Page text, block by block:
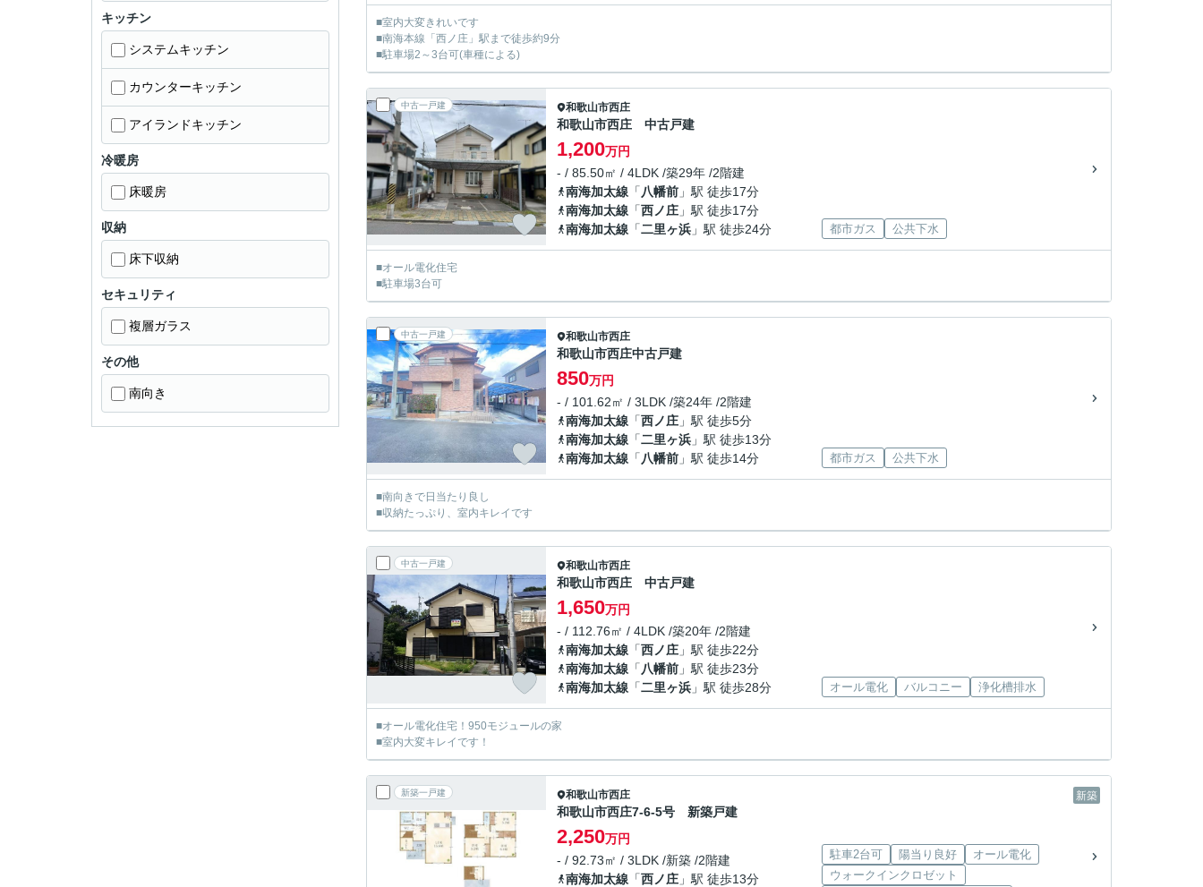
■室内大変きれいです
■南海本線「西ノ庄」駅まで徒歩約9分
■駐車場2～3台可(車種による)
中古一戸建 和歌山市西庄
和歌山市西庄 中古戸建
1,200万円
- / 85.50㎡ / 4LDK /築29年 /2階建
南海加太線 「 八幡前 」駅 徒歩17分
南海加太線 「西ノ庄 」駅 徒歩17分
南海加太線 「二里ヶ浜 」駅 徒歩24分 都市ガス 公共下水
■オール電化住宅
■駐車場3台可
中古一戸建 和歌山市西庄
和歌山市西庄中古戸建
850万円
- / 101.62㎡ / 3LDK /築24年 /2階建
南海加太線 「西ノ庄 」駅 徒歩5分
南海加太線 「二里ヶ浜 」駅 徒歩13分
南海加太線 「 八幡前 」駅 徒歩14分 都市ガス 公共下水
■南向きで日当たり良し
■収納たっぷり、室内キレイです
中古一戸建 和歌山市西庄
和歌山市西庄 中古戸建
1,650万円
- / 112.76㎡ / 4LDK /築20年 /2階建
南海加太線 「西ノ庄 」駅 徒歩22分
南海加太線 「 八幡前 」駅 徒歩23分
南海加太線 「二里ヶ浜 」駅 徒歩28分 オール電化 バルコニー 浄化槽排水
■オール電化住宅！950モジュールの家
■室内大変キレイです！
新築一戸建 新築
和歌山市西庄
和歌山市西庄7-6-5号 新築戸建
2,250万円
- / 92.73㎡ / 3LDK /新築 /2階建
南海加太線 「西ノ庄 」駅 徒歩13分
駐車2台可 陽当り良好
オール電化
ウォークインクロゼット
キッチン
システムキッチン
カウンターキッチン
アイランドキッチン
冷暖房
床暖房
収納
床下収納
セキュリティ
複層ガラス
その他
南向き